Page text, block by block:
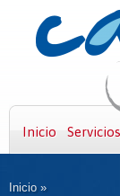
Inicio
Inicio »